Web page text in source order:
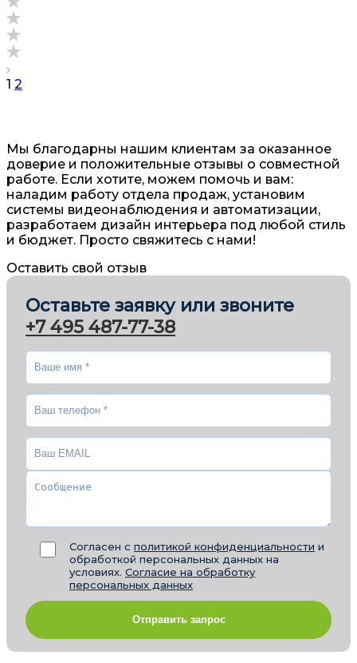
1 2
Мы благодарны нашим клиентам за оказанное
доверие и положительные отзывы о совместной
работе. Если хотите, можем помочь и вам:
наладим работу отдела продаж, установим
системы видеонаблюдения и автоматизации,
разработаем дизайн интерьера под любой стиль
и бюджет. Просто свяжитесь с нами!
Оставить свой отзыв
Оставьте заявку или звоните
+7 495 487-77-38
Согласен с политикой конфиденциальности и
обработкой персональных данных на
условиях. Согласие на обработку
персональных данных
Отправить запрос